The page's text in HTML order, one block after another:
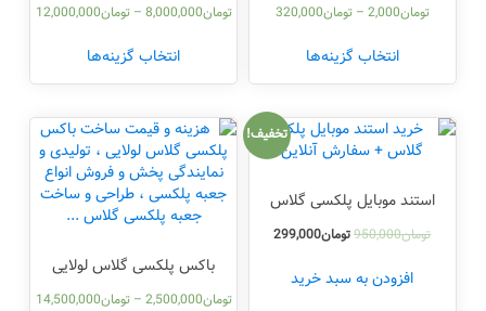
تومان2,000
–تومان320,000
انتخاب گزینه‌ها
تومان8,000,000
–تومان12,000,000
انتخاب گزینه‌ها
تخفیف!
استند موبایل پلکسی گلاس
تومان950,000تومان299,000
افزودن به سبد خرید
باکس پلکسی گلاس لولایی
تومان2,500,000
–تومان14,500,000